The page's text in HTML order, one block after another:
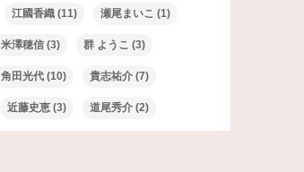
江國香織 (11) 瀬尾まいこ (1)
米澤穂信 (3) 群 ようこ (3)
角田光代 (10) 貴志祐介 (7)
近藤史恵 (3) 道尾秀介 (2)